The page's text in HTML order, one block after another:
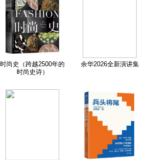
时尚史（跨越2500年的
时尚史诗）
余华2026全新演讲集